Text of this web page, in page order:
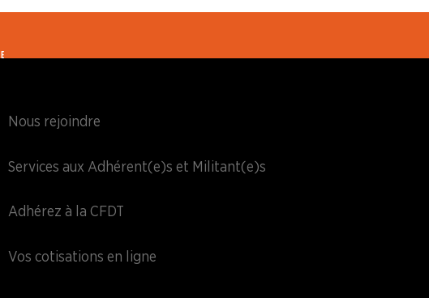
Nous rejoindre
Services aux Adhérent(e)s et Militant(e)s
Adhérez à la CFDT
Vos cotisations en ligne